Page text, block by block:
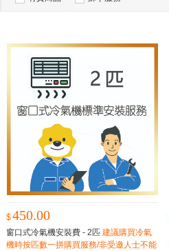
$450.00
窗口式冷氣機安裝費 - 2匹 建議購買冷氣
機時按匹數一拼購買服務/非受邀人士不能